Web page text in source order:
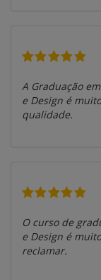
A Graduação
e Design é
qualidade.
O curso de
e Design é
reclamar.